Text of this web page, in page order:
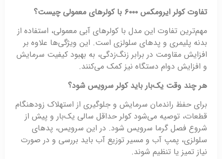
تفاوت کولر ایرومکس ۶۰۰۰ با کولرهای معمولی چیست؟
مهم‌ترین تفاوت این مدل با کولرهای آبی معمولی، استفاده از
بدنه پلیمری و پدهای سلولزی است. این ویژگی‌ها علاوه بر
افزایش مقاومت در برابر زنگ‌زدگی، به بهبود کیفیت سرمایش
و افزایش دوام دستگاه نیز کمک می‌کنند.
هر چند وقت یک‌بار باید کولر سرویس شود؟
برای حفظ راندمان سرمایش و جلوگیری از استهلاک زودهنگام
قطعات، توصیه می‌شود کولر حداقل سالی یک‌بار و پیش از
شروع فصل گرما سرویس شود. در این سرویس، پدهای
سلولزی، پمپ آب و مسیر توزیع آب باید بررسی و در صورت
نیاز تمیز یا تنظیم شوند.